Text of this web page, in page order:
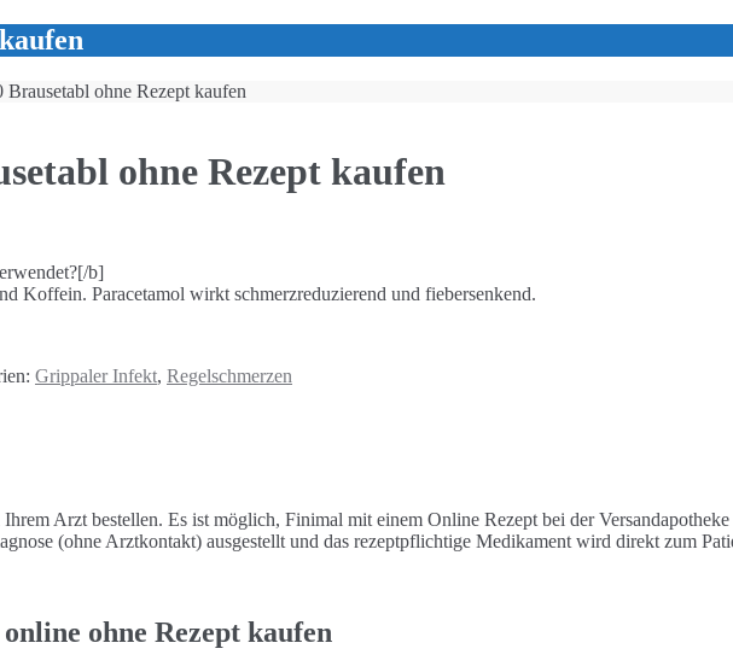
ohne Rezept kaufen
ohne Rezept kaufen
b]
Koffein. Paracetamol wirkt schmerzreduzierend und fiebersenkend.
Grippaler Infekt, Regelschmerzen
Arzt bestellen. Es ist möglich, Finimal mit einem Online Rezept bei der
(ohne Arztkontakt) ausgestellt und das rezeptpflichtige Medikament wird direkt zum
ohne Rezept kaufen